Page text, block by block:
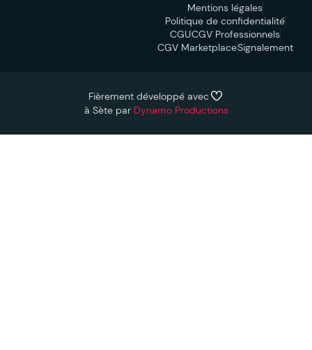
Mentions légales
Politique de confidentialité
CGUCGV Professionnels
CGV MarketplaceSignalement
Fièrement développé avec
à Sète par Dynamo Productions